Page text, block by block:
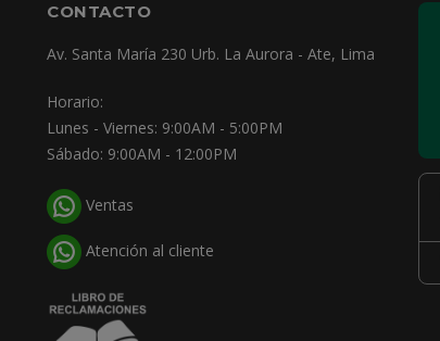
CONTACTO
Av. Santa María 230 Urb. La Aurora - Ate, Lima
Horario:
Lunes - Viernes: 9:00AM - 5:00PM
Sábado: 9:00AM - 12:00PM
Ventas
Atención al cliente